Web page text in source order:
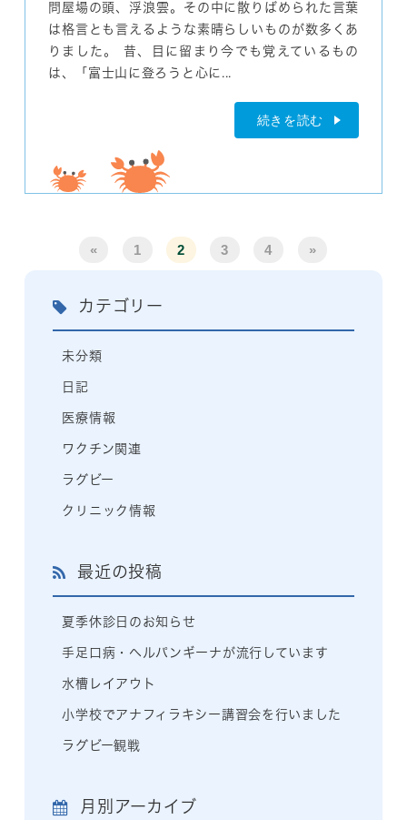
問屋場の頭、浮浪雲。その中に散りばめられた言葉
は格言とも言えるような素晴らしいものが数多くあ
りました。 昔、目に留まり今でも覚えているもの
は、「富士山に登ろうと心に...
続きを読む
« 1 2 3 4 »
カテゴリー
未分類
日記
医療情報
ワクチン関連
ラグビー
クリニック情報
最近の投稿
夏季休診日のお知らせ
手足口病・ヘルパンギーナが流行しています
水槽レイアウト
小学校でアナフィラキシー講習会を行いました
ラグビー観戦
月別アーカイブ